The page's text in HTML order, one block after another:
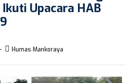
Upacara HAB
Humas Mankoraya